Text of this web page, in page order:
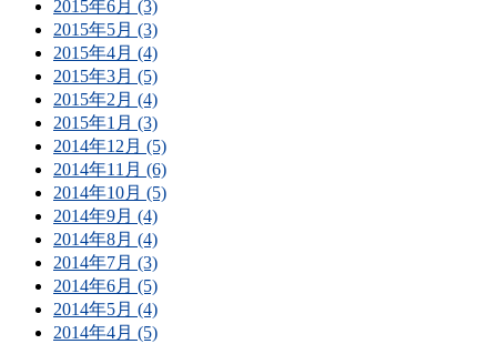
2015年6月 (3)
2015年5月 (3)
2015年4月 (4)
2015年3月 (5)
2015年2月 (4)
2015年1月 (3)
2014年12月 (5)
2014年11月 (6)
2014年10月 (5)
2014年9月 (4)
2014年8月 (4)
2014年7月 (3)
2014年6月 (5)
2014年5月 (4)
2014年4月 (5)